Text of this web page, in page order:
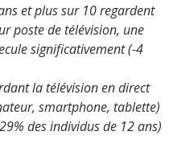
et plus sur 10 regardent
poste de télévision, une
significativement (-4
la télévision en direct
smartphone, tablette)
des individus de 12 ans)